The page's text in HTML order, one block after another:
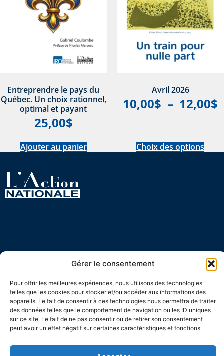
Gérer le consentement
Pour offrir les meilleures expériences, nous utilisons des technologies
telles que les cookies pour stocker et/ou accéder aux informations des
appareils. Le fait de consentir à ces technologies nous permettra de traiter
des données telles que le comportement de navigation ou les ID uniques
sur ce site. Le fait de ne pas consentir ou de retirer son consentement
peut avoir un effet négatif sur certaines caractéristiques et fonctions.
Entreprendre le pays du
Québec. Un choix rationnel,
optimal et payant
25,00$
Ajouter au panier
Avril 2026
10,00$ – 12,00$
Choix des options
Montréal (Québec)
H2X 1X3
514 845-8533|1 866 845-8533
revue@action-nationale.qc.ca
À PROPOS